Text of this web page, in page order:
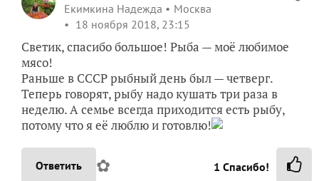
Екимкина Надежда
Москва
18 ноября 2018, 23:15
Светик, спасибо большое! Рыба — моё любимое
мясо!
Раньше в СССР рыбный день был — четверг.
Теперь говорят, рыбу надо кушать три раза в
неделю. А семье всегда приходится есть рыбу,
потому что я её люблю и готовлю!
Ответить ✿ 1 Спасибо!